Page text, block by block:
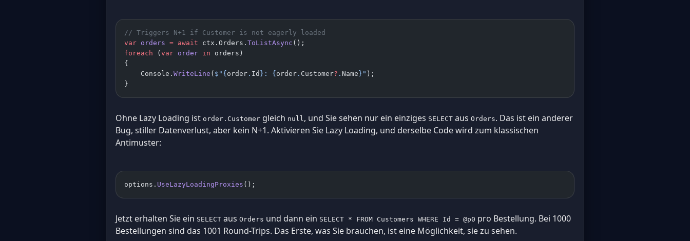
// Triggers N+1 if Customer is not eagerly loaded
var orders = await ctx.Orders. ToListAsync ();
foreach (var order in orders)
{
    Console.
WriteLine ( $" {order . Id } : {order . Customer? . Name} " );
}
Ohne Lazy Loading ist order.Customer gleich null , und Sie sehen nur ein einziges SELECT aus Orders. Das ist ein anderer
Bug, stiller Datenverlust, aber kein N+1. Aktivieren Sie Lazy Loading, und derselbe Code wird zum klassischen
Antimuster:
options. UseLazyLoadingProxies ();
Jetzt erhalten Sie ein SELECT aus Orders und dann ein SELECT * FROM Customers WHERE Id = @p0 pro Bestellung. Bei 1000
Bestellungen sind das 1001 Round-Trips. Das Erste, was Sie brauchen, ist eine Möglichkeit, sie zu sehen.